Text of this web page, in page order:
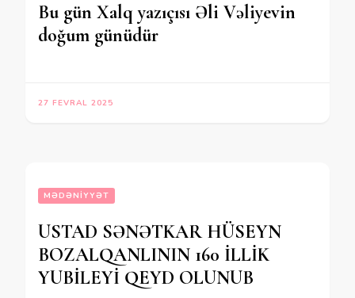
Bu gün Xalq yazıçısı Əli Vəliyevin
doğum günüdür
27 FEVRAL 2025
MƏDƏNIYYƏT
USTAD SƏNƏTKAR HÜSEYN
BOZALQANLININ 160 İLLİK
YUBİLEYİ QEYD OLUNUB